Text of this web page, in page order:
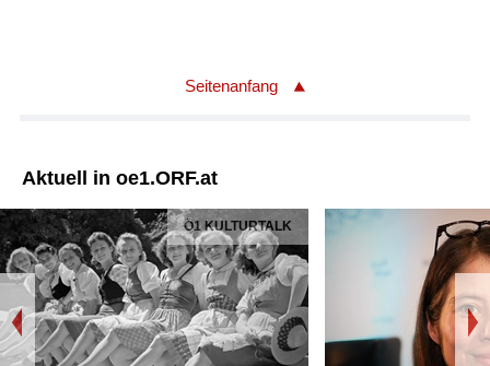
Seitenanfang
Aktuell in oe1.ORF.at
Ö1 KULTURTALK